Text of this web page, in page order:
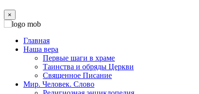
×
Главная
Наша вера
Первые шаги в храме
Таинства и обряды Церкви
Священное Писание
Мир. Человек. Слово